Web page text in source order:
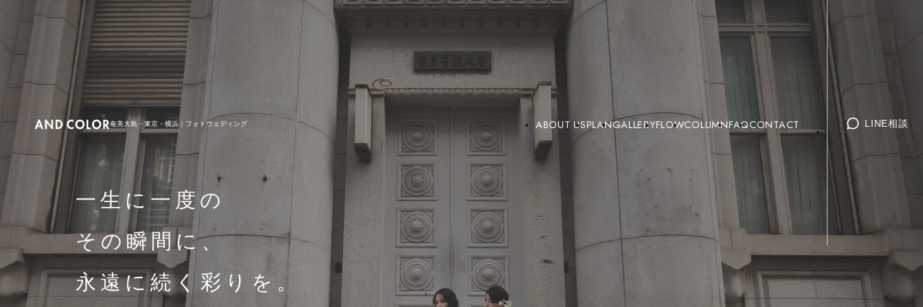
奄美大島・東京・横浜｜フォトウェディング ABOUT USPLANGALLERYFLOWCOLUMNFAQCONTACT LINE相談
一生に一度の
その瞬間に、
永遠に続く彩りを。